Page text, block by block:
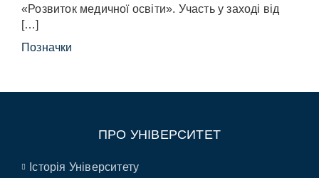
«Розвиток медичної освіти». Участь у заході від
[…]
Позначки
ПРО УНІВЕРСИТЕТ
Історія Університету